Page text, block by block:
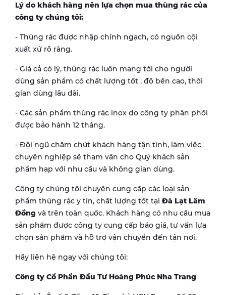
Lý do khách hàng nên lựa chọn mua thùng rác của
công ty chúng tôi:
- Thùng rác được nhập chính ngạch, có nguồn cội
xuất xứ rõ ràng.
- Giá cả có lý, thùng rác luôn mang tới cho người
dùng sản phẩm có chất lượng tốt , độ bền cao, thời
gian dùng lâu dài.
- Các sản phẩm thùng rác inox do công ty phân phối
được bảo hành 12 tháng.
- Đội ngũ chăm chút khách hàng tận tình, làm việc
chuyên nghiệp sẽ tham vấn cho Quý khách sản
phẩm hạp với nhu cầu và không gian dùng.
Công ty chúng tôi chuyên cung cấp các loại sản
phẩm thùng rác y tín, chất lượng tốt tại Đà Lạt Lâm
Đồng và trên toàn quốc. Khách hàng có nhu cầu mua
sản phẩm được công ty cung cấp báo giá, tư vấn lựa
chọn sản phẩm và hỗ trợ vận chuyển đến tận nơi.
Hãy liên hệ ngay với chúng tôi:
Công ty Cổ Phần Đầu Tư Hoàng Phúc Nha Trang